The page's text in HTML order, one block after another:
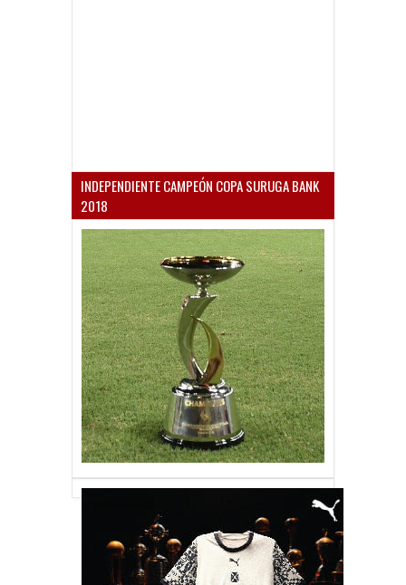
INDEPENDIENTE CAMPEÓN COPA SURUGA BANK
2018